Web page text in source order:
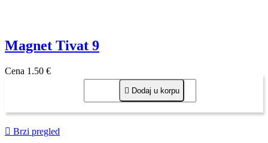
Magnet Tivat 9
Cena 1,50 €
 Dodaj u korpu
 Brzi pregled